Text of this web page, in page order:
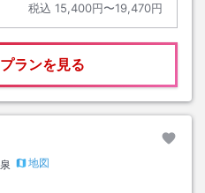
税込 15,400円〜19,470円
ランを見る
地図